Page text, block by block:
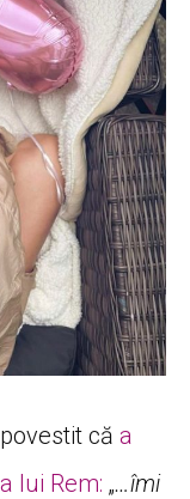
că a
lui Rem: „…îmi